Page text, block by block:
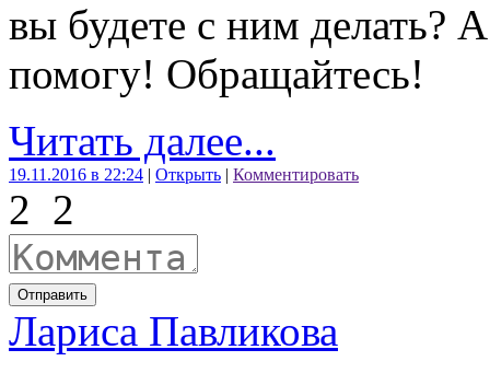
вы будете с ним делать?
помогу! Обращайтесь!
Читать далее...
19.11.2016 в 22:24 | Открыть | Комментировать
2 2
Отправить
Лариса Павликова